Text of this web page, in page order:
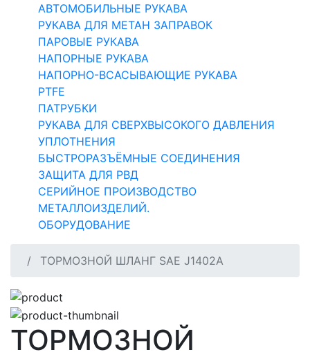
АВТОМОБИЛЬНЫЕ РУКАВА
РУКАВА ДЛЯ МЕТАН ЗАПРАВОК
ПАРОВЫЕ РУКАВА
НАПОРНЫЕ РУКАВА
НАПОРНО-ВСАСЫВАЮЩИЕ РУКАВА
PTFE
ПАТРУБКИ
РУКАВА ДЛЯ СВЕРХВЫСОКОГО ДАВЛЕНИЯ
УПЛОТНЕНИЯ
БЫСТРОРАЗЪЁМНЫЕ СОЕДИНЕНИЯ
ЗАЩИТА ДЛЯ РВД
СЕРИЙНОЕ ПРОИЗВОДСТВО
МЕТАЛЛОИЗДЕЛИЙ.
ОБОРУДОВАНИЕ
ТОРМОЗНОЙ ШЛАНГ SAE J1402A
ТОРМОЗНОЙ